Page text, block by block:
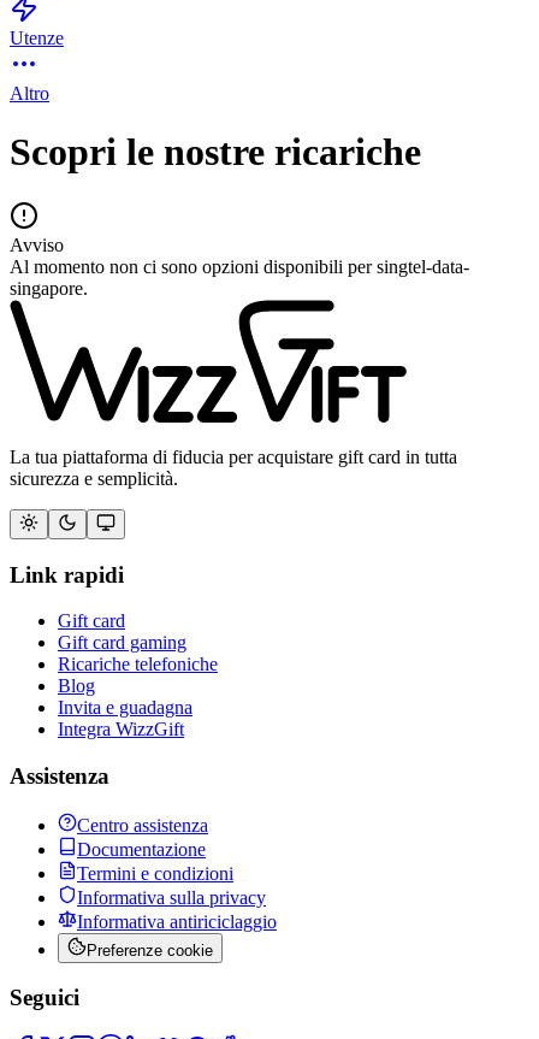
Utenze
Altro
Scopri le nostre ricariche
Avviso
Al momento non ci sono opzioni disponibili per singtel-data-
singapore.
La tua piattaforma di fiducia per acquistare gift card in tutta
sicurezza e semplicità.
Link rapidi
Gift card
Gift card gaming
Ricariche telefoniche
Blog
Invita e guadagna
Integra WizzGift
Assistenza
Centro assistenza
Documentazione
Termini e condizioni
Informativa sulla privacy
Informativa antiriciclaggio
Preferenze cookie
Seguici